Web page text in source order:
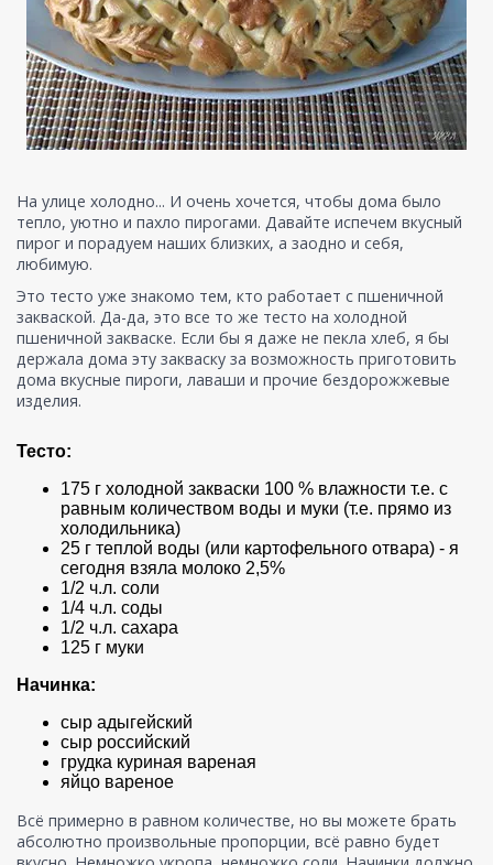
На улице холодно... И очень хочется, чтобы дома было
тепло, уютно и пахло пирогами. Давайте испечем вкусный
пирог и порадуем наших близких, а заодно и себя,
любимую.
Это тесто уже знакомо тем, кто работает с пшеничной
закваской. Да-да, это все то же тесто на холодной
пшеничной закваске. Если бы я даже не пекла хлеб, я бы
держала дома эту закваску за возможность приготовить
дома вкусные пироги, лаваши и прочие бездорожжевые
изделия.
Тесто:
175 г холодной закваски 100 % влажности т.е. с
равным количеством воды и муки (т.е. прямо из
холодильника)
25 г теплой воды (или картофельного отвара) - я
сегодня взяла молоко 2,5%
1/2 ч.л. соли
1/4 ч.л. соды
1/2 ч.л. сахара
125 г муки
Начинка:
сыр адыгейский
сыр российский
грудка куриная вареная
яйцо вареное
Всё примерно в равном количестве, но вы можете брать
абсолютно произвольные пропорции, всё равно будет